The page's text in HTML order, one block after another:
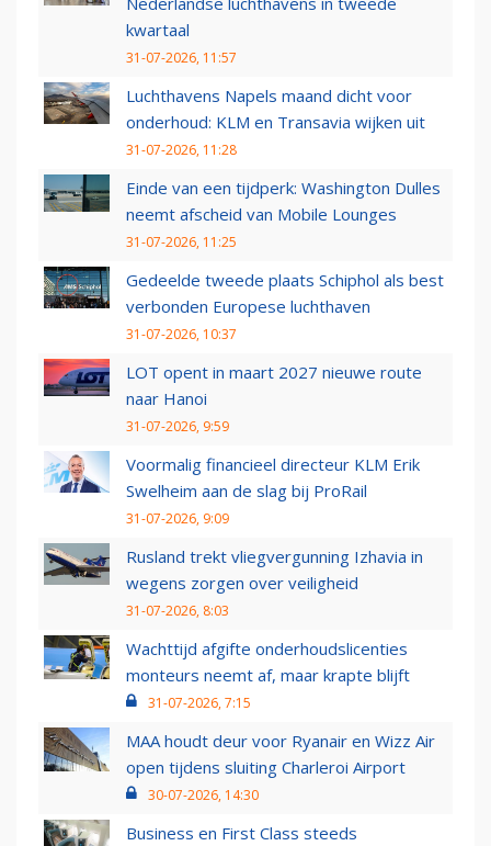
kwartaal
31-07-2026, 11:57
Luchthavens Napels maand dicht voor
onderhoud: KLM en Transavia wijken uit
31-07-2026, 11:28
Einde van een tijdperk: Washington Dulles
neemt afscheid van Mobile Lounges
31-07-2026, 11:25
Gedeelde tweede plaats Schiphol als best
verbonden Europese luchthaven
31-07-2026, 10:37
LOT opent in maart 2027 nieuwe route
naar Hanoi
31-07-2026, 9:59
Voormalig financieel directeur KLM Erik
Swelheim aan de slag bij ProRail
31-07-2026, 9:09
Rusland trekt vliegvergunning Izhavia in
wegens zorgen over veiligheid
31-07-2026, 8:03
Wachttijd afgifte onderhoudslicenties
monteurs neemt af, maar krapte blijft
31-07-2026, 7:15
MAA houdt deur voor Ryanair en Wizz Air
open tijdens sluiting Charleroi Airport
30-07-2026, 14:30
Business en First Class steeds